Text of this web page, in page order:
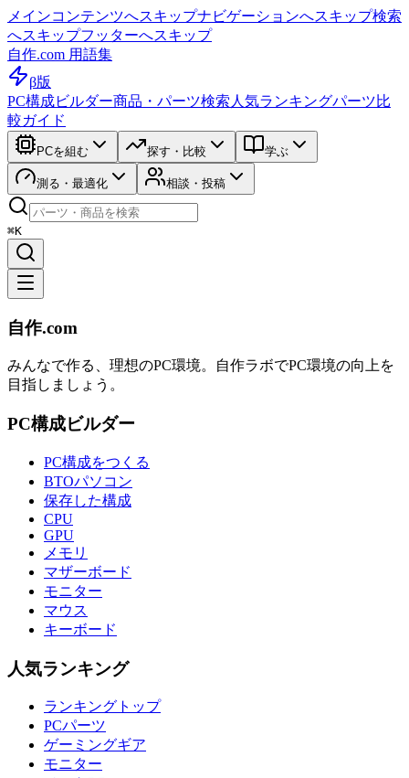
メインコンテンツへスキップナビゲーションへスキップ検索
へスキップフッターへスキップ
自作.com 用語集
β版
PC構成ビルダー商品・パーツ検索 人気ランキングパーツ比
較ガイド
PCを組む 探す・比較 学ぶ
測る・最適化 相談・投稿
⌘K
自作.com
みんなで作る、理想のPC環境。 自作ラボでPC環境の向上を
目指しましょう。
PC構成ビルダー
PC構成をつくる
BTOパソコン
保存した構成
CPU
GPU
メモリ
マザーボード
モニター
マウス
キーボード
人気ランキング
ランキングトップ
PCパーツ
ゲーミングギア
モニター